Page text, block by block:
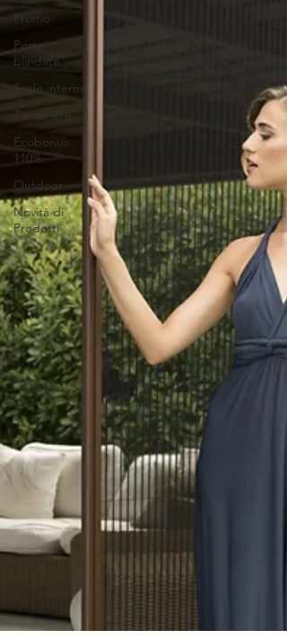
Promo
Porte
blindate
Scale interne
Zanzariere
Ecobonus
110%
Outdoor
Novità di
Prodotti